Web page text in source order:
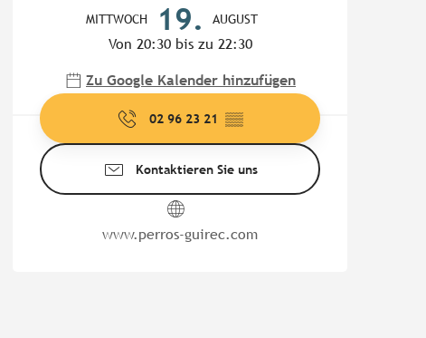
MITTWOCH 19. AUGUST
Von 20:30 bis zu 22:30
Zu Google Kalender hinzufügen
02 96 23 21 ▒▒
Kontaktieren Sie uns
www.perros-guirec.com